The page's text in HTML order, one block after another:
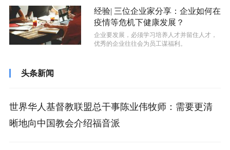
经验| 三位企业家分享：企业如何在
疫情等危机下健康发展？
企业要发展，必须学习培养人才并留住人才，
优秀的企业往往会为员工谋福利。
头条新闻
世界华人基督教联盟总干事陈业伟牧师：需要更清
晰地向中国教会介绍福音派